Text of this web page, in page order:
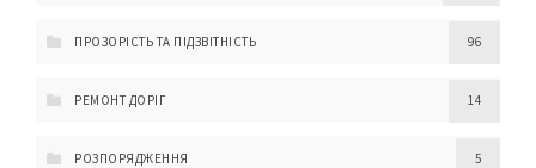
ПРОЗОРІСТЬ ТА ПІДЗВІТНІСТЬ 96
РЕМОНТ ДОРІГ 14
РОЗПОРЯДЖЕННЯ 5